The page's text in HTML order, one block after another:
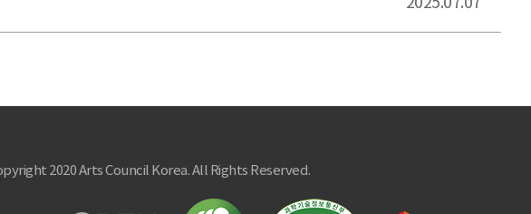
2020 Arts Council Korea. All Rights Reserved.